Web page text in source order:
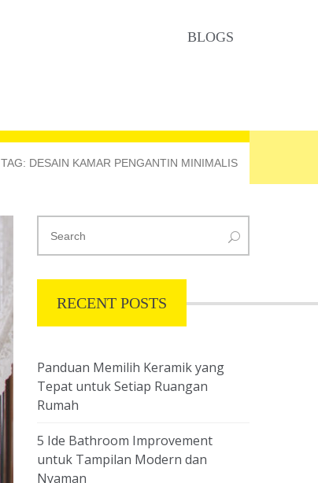
BLOGS
TAG: DESAIN KAMAR PENGANTIN MINIMALIS
RECENT POSTS
Panduan Memilih Keramik yang
Tepat untuk Setiap Ruangan
Rumah
5 Ide Bathroom Improvement
untuk Tampilan Modern dan
Nyaman